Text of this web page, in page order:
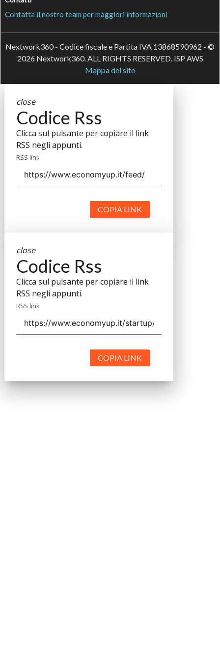
Contatta il nostro team per maggiori informazioni
Nextwork360 - Codice fiscale e Partita IVA 13868590962 - ©
2026 Nextwork360. ALL RIGHTS RESERVED. ISP AWS
Mappa del sito
close
Codice Rss
Clicca sul pulsante per copiare il link
RSS negli appunti.
RSS link
COPIA LINK
close
Codice Rss
Clicca sul pulsante per copiare il link
RSS negli appunti.
RSS link
COPIA LINK